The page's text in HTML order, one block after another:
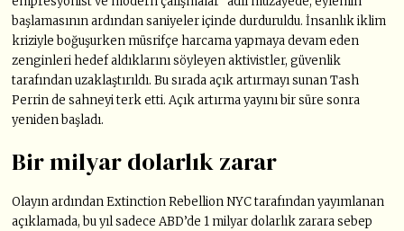
başlamasının ardından saniyeler içinde durduruldu. İnsanlık iklim
kriziyle boğuşurken müsrifçe harcama yapmaya devam eden
zenginleri hedef aldıklarını söyleyen aktivistler, güvenlik
tarafından uzaklaştırıldı. Bu sırada açık artırmayı sunan Tash
Perrin de sahneyi terk etti. Açık artırma yayını bir süre sonra
yeniden başladı.
Bir milyar dolarlık zarar
Olayın ardından Extinction Rebellion NYC tarafından yayımlanan
açıklamada, bu yıl sadece ABD’de 1 milyar dolarlık zarara sebep